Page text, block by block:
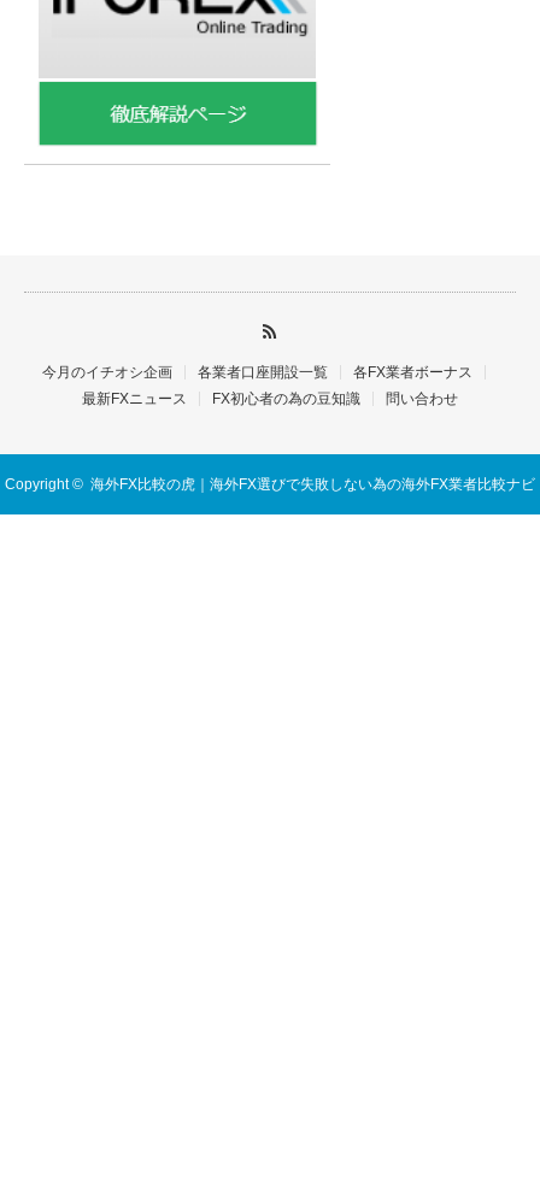
今月のイチオシ企画 各業者口座開設一覧
各FX業者ボーナス
最新FXニュース
FX初心者の為の豆知識 問い合わせ
Copyright © 海外FX比較の虎｜海外FX選びで失敗しない為の海外FX業者比較ナビ